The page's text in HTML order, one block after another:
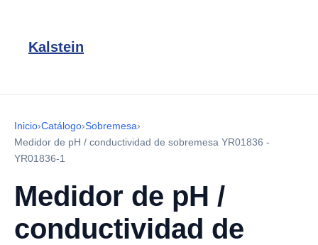
Kalstein
Inicio›Catálogo›Sobremesa›
Medidor de pH / conductividad de sobremesa YR01836 -
YR01836-1
Medidor de pH /
conductividad de